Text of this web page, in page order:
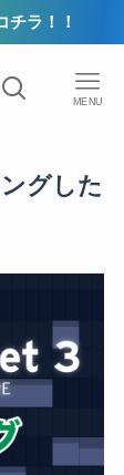
ラ！！
MENU
グした